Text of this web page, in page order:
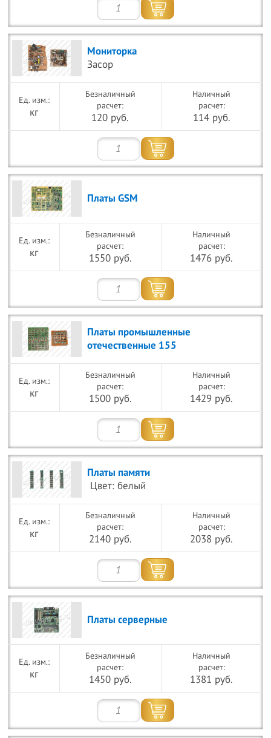
Мониторка
Засор
кг
Безналичный
расчет:
120 руб.
Наличный
расчет:
114 руб.
Платы GSM
кг
Безналичный
расчет:
1550 руб.
Наличный
расчет:
1476 руб.
Платы промышленные
отечественные 155
кг
Безналичный
расчет:
1500 руб.
Наличный
расчет:
1429 руб.
Платы памяти
Цвет: белый
кг
Безналичный
расчет:
2140 руб.
Наличный
расчет:
2038 руб.
Платы серверные
кг
Безналичный
расчет:
1450 руб.
Наличный
расчет:
1381 руб.